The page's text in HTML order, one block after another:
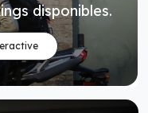
disponibles.